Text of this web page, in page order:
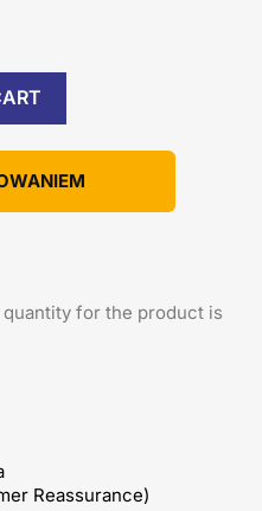
for the product is
Reassurance)